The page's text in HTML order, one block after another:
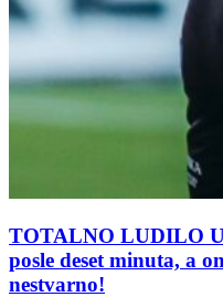
TOTALNO LUDILO
posle deset minuta, a
nestvarno!